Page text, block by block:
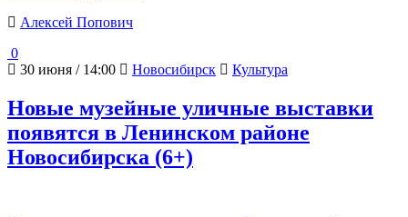
Алексей Попович
0
30 июня / 14:00
Новосибирск Культура
Новые музейные уличные выставки
появятся в Ленинском районе
Новосибирска (6+)